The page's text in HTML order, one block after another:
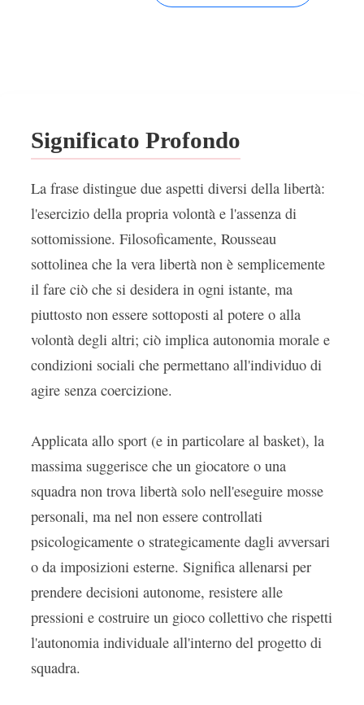
Significato Profondo
La frase distingue due aspetti diversi della libertà:
l'esercizio della propria volontà e l'assenza di
sottomissione. Filosoficamente, Rousseau
sottolinea che la vera libertà non è semplicemente
il fare ciò che si desidera in ogni istante, ma
piuttosto non essere sottoposti al potere o alla
volontà degli altri; ciò implica autonomia morale e
condizioni sociali che permettano all'individuo di
agire senza coercizione.
Applicata allo sport (e in particolare al basket), la
massima suggerisce che un giocatore o una
squadra non trova libertà solo nell'eseguire mosse
personali, ma nel non essere controllati
psicologicamente o strategicamente dagli avversari
o da imposizioni esterne. Significa allenarsi per
prendere decisioni autonome, resistere alle
pressioni e costruire un gioco collettivo che rispetti
l'autonomia individuale all'interno del progetto di
squadra.